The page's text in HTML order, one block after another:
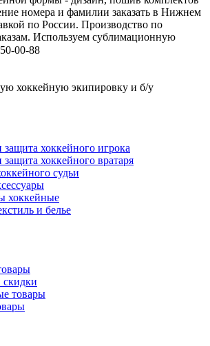
номера и фамилии заказать в Нижнем
по России. Производство по
Используем сублимационную
00-88
хоккейную экипировку и б/у
хоккейного игрока
хоккейного вратаря
судьи
хоккейные
и белье
скидки
товары